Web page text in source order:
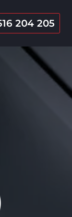
204 205